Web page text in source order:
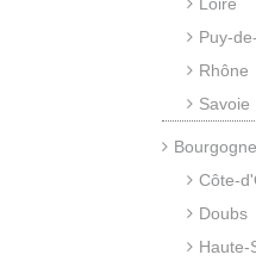
Puy-
Rhône
Savoie
Côte-
Doubs
Haute-